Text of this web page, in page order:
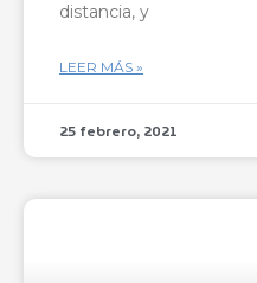
distancia, y
LEER MÁS »
25 febrero, 2021